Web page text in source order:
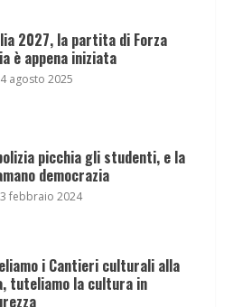
2027, la partita di Forza
è appena iniziata
agosto 2025
picchia gli studenti, e la
democrazia
febbraio 2024
i Cantieri culturali alla
tuteliamo la cultura in